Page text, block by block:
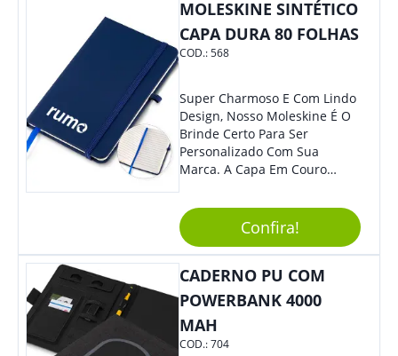
MOLESKINE SINTÉTICO
CAPA DURA 80 FOLHAS
COD.:568
Super Charmoso E Com Lindo
Design, Nosso Moleskine É O
Brinde Certo Para Ser
Personalizado Com Sua
Marca. A Capa Em Couro
Elástico Permite Maior
Segurança Ao Carregá-Lo.
Ofereça A Seus Clientes E
Colaboradores, Sem Dúvidas
Eles Irão Adorar.
Confira!
CADERNO PU COM
POWERBANK 4000
MAH
COD.:704